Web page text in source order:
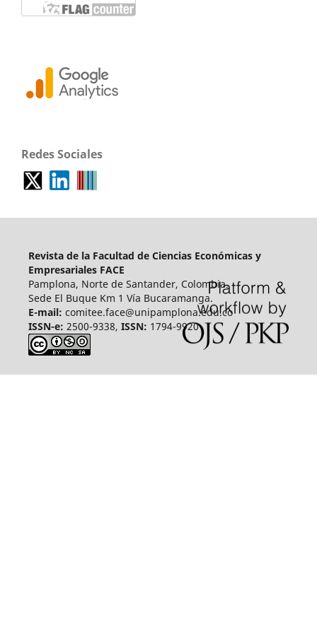
Redes Sociales
Revista de la Facultad de Ciencias Económicas y
Empresariales FACE
Pamplona, Norte de Santander, Colombia.
Sede El Buque Km 1 Vía Bucaramanga.
E-mail: comitee.face@unipamplona.edu.co
ISSN-e: 2500-9338, ISSN: 1794-9920